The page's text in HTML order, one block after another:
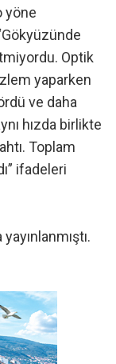
yöne
Optik
yaparken
ve daha
hızda birlikte
Toplam
ifadeleri